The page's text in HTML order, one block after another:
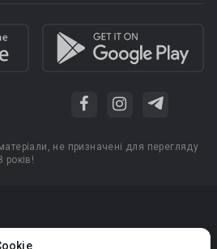
не призначені для перегляду
років!